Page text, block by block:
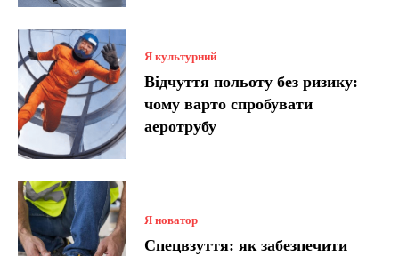
Я культурний
Відчуття польоту без ризику:
чому варто спробувати
аеротрубу
Я новатор
Спецвзуття: як забезпечити